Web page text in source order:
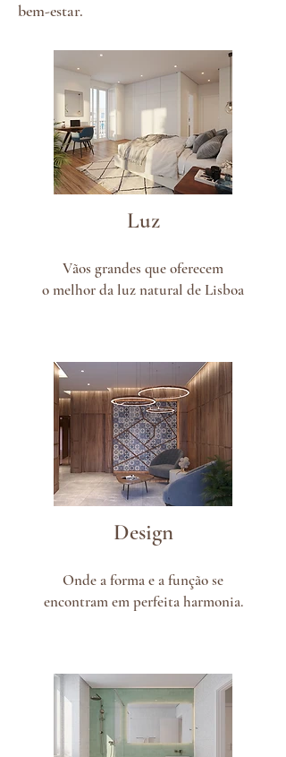
bem-estar.
Luz
Vãos grandes que oferecem
o melhor da luz natural de Lisboa
Design
Onde a forma e a função se
encontram em perfeita harmonia.